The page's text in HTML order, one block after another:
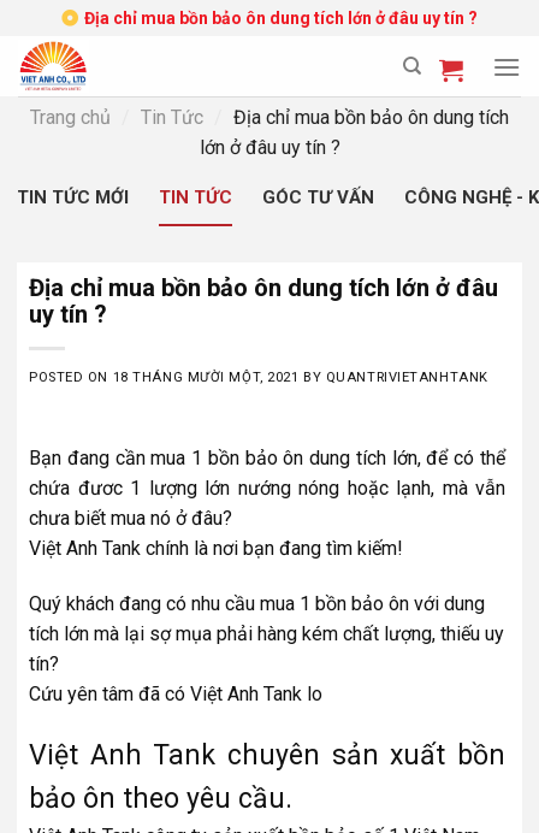
content
Địa chỉ mua bồn bảo ôn dung tích lớn ở đâu uy tín ?
Trang chủ Tin Tức
Địa chỉ mua bồn bảo ôn dung tích
lớn ở đâu uy tín ?
TIN TỨC MỚI TIN TỨC GÓC TƯ VẤN CÔNG NGHỆ -
Địa chỉ mua bồn bảo ôn dung tích lớn ở đâu
uy tín ?
POSTED ON 18 THÁNG MƯỜI MỘT, 2021 BY QUANTRIVIETANHTANK
Bạn đang cần mua 1 bồn bảo ôn dung tích lớn, để có thể
chứa đươc 1 lượng lớn nướng nóng hoặc lạnh, mà vẫn
chưa biết mua nó ở đâu?
Việt Anh Tank chính là nơi bạn đang tìm kiếm!
Quý khách đang có nhu cầu mua 1 bồn bảo ôn với dung
tích lớn mà lại sợ mụa phải hàng kém chất lượng, thiếu uy
tín?
Cứu yên tâm đã có Việt Anh Tank lo
Việt Anh Tank chuyên sản xuất bồn
bảo ôn theo yêu cầu.